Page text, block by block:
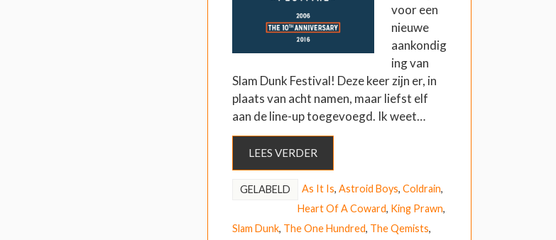
voor een
nieuwe
aankondig
ing van
Slam Dunk Festival! Deze keer zijn er, in
plaats van acht namen, maar liefst elf
aan de line-up toegevoegd. Ik weet…
LEES VERDER
GELABELD As It Is, Astroid Boys, Coldrain,
Heart Of A Coward, King Prawn,
Slam Dunk, The One Hundred, The Qemists,